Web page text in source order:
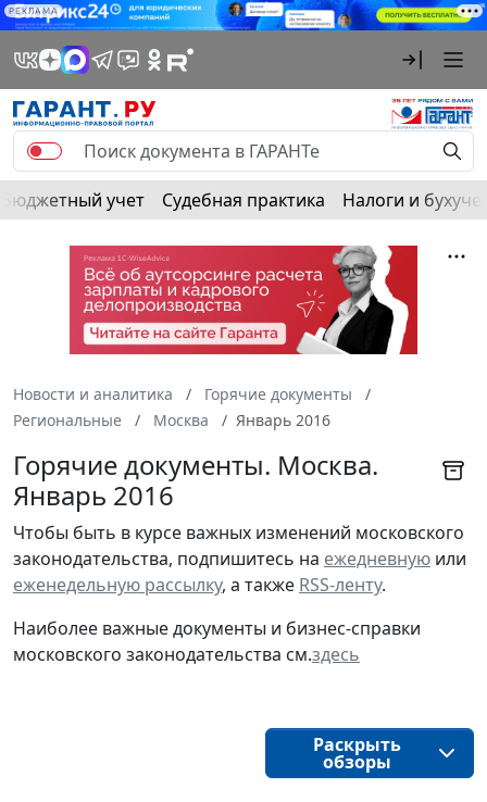
РЕКЛАМА
Бюджетный учет Судебная практика Налоги и
Новости и аналитика
Горячие документы
Региональные
Москва Январь 2016
Горячие документы. Москва.
Январь 2016
Чтобы быть в курсе важных изменений московского
законодательства, подпишитесь на ежедневную или
еженедельную рассылку, а также RSS-ленту.
Наиболее важные документы и бизнес-справки
московского законодательства см.здесь
Раскрыть
обзоры